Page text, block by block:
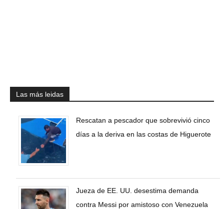
Las más leidas
Rescatan a pescador que sobrevivió cinco
días a la deriva en las costas de Higuerote
Jueza de EE. UU. desestima demanda
contra Messi por amistoso con Venezuela